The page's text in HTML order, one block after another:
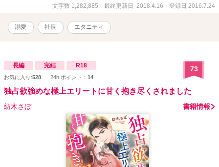
定に伴い、ダイジェスト並びに小話等をこちらに移行いたしまし
定する余裕がないため、多少読みにくいかと思われます。ご容赦願
います。 ●こちらは小説家になろう様に投稿していた物をダイジェス
文字数 1,282,885 | 最終更新日 2018.4.16 | 登録日 2016.7.24
溺愛 社長 エタニティ
長編 完結 R18
お気に入り:528 24h.ポイント： 14
73
独占欲強めな極上エリートに甘く抱き尽くされました
紡木さぼ 書籍情報